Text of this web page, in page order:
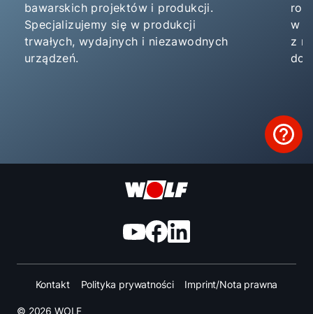
bawarskich projektów i produkcji.
Specjalizujemy się w produkcji
trwałych, wydajnych i niezawodnych
urządzeń.
w
z
© 2026 WOLF
Kontakt Polityka prywatności Imprint/Nota prawna